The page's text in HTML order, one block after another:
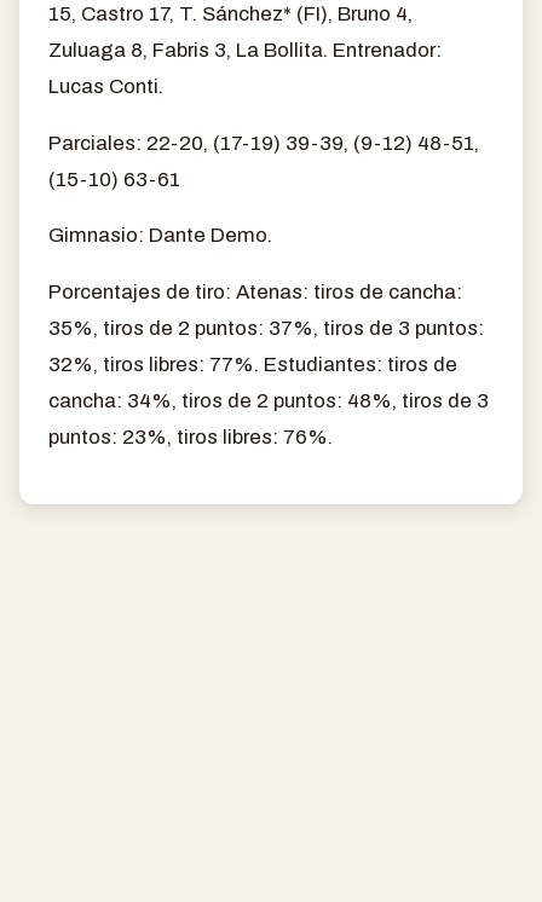
15, Castro 17, T. Sánchez* (FI), Bruno 4,
Zuluaga 8, Fabris 3, La Bollita. Entrenador:
Lucas Conti.
Parciales: 22-20, (17-19) 39-39, (9-12) 48-51,
(15-10) 63-61
Gimnasio: Dante Demo.
Porcentajes de tiro: Atenas: tiros de cancha:
35%, tiros de 2 puntos: 37%, tiros de 3 puntos:
32%, tiros libres: 77%. Estudiantes: tiros de
cancha: 34%, tiros de 2 puntos: 48%, tiros de 3
puntos: 23%, tiros libres: 76%.